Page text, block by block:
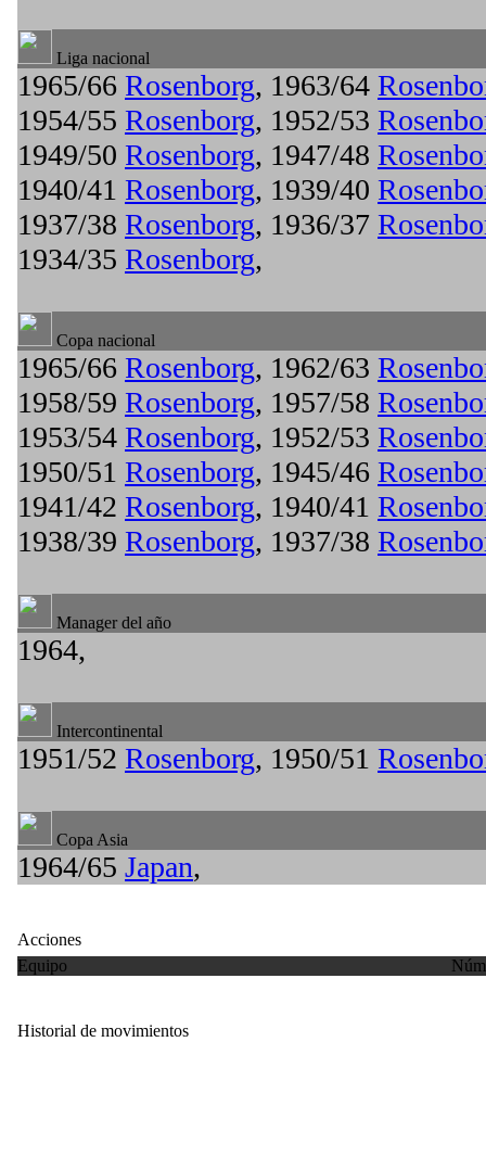
Liga nacional
1965/66 Rosenborg, 1963/64
1954/55 Rosenborg, 1952/53
1949/50 Rosenborg, 1947/48
1940/41 Rosenborg, 1939/40
1937/38 Rosenborg, 1936/37
1934/35 Rosenborg,
Copa nacional
1965/66 Rosenborg, 1962/63
1958/59 Rosenborg, 1957/58
1953/54 Rosenborg, 1952/53
1950/51 Rosenborg, 1945/46
1941/42 Rosenborg, 1940/41
1938/39 Rosenborg, 1937/38
Manager del año
1964,
Intercontinental
1951/52 Rosenborg, 1950/51
Copa Asia
1964/65 Japan,
Acciones
Equipo
Historial de movimientos